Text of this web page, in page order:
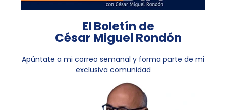
El Boletín de
César Miguel Rondón
Apúntate a mi correo semanal y forma parte de mi
exclusiva comunidad